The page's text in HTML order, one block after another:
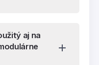
aj na